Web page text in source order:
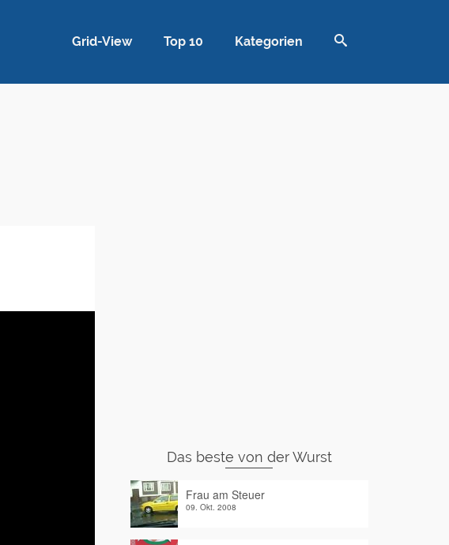
Grid-View Top 10 Kategorien
Das beste von der Wurst
Frau am Steuer
09. Okt. 2008